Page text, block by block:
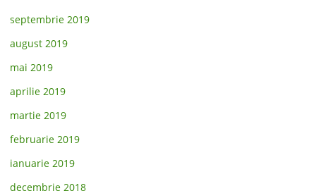
septembrie 2019
august 2019
mai 2019
aprilie 2019
martie 2019
februarie 2019
ianuarie 2019
decembrie 2018